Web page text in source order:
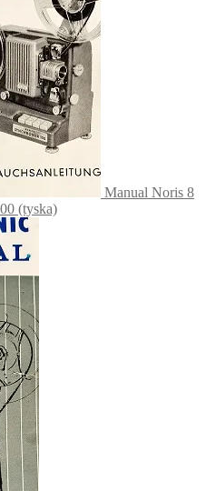
Manual Noris 8
(tyska)